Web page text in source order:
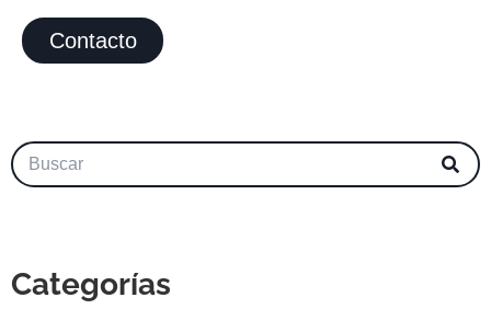
Contacto
Categorías